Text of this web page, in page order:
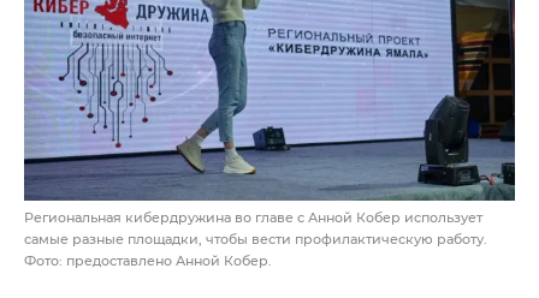
Региональная кибердружина во главе с Анной Кобер использует
самые разные площадки, чтобы вести профилактическую работу.
Фото: предоставлено Анной Кобер.